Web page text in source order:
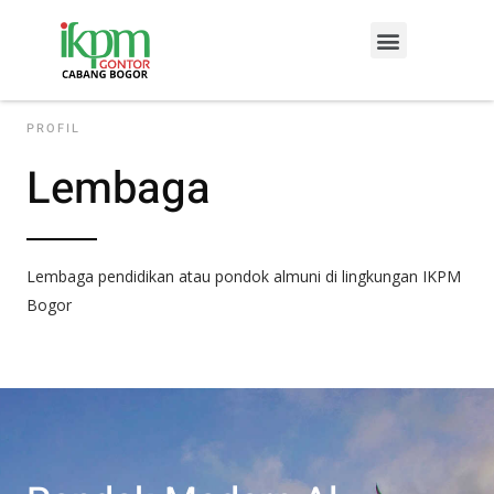
Menu
PROFIL
Lembaga
Lembaga pendidikan atau pondok almuni di lingkungan IKPM
Bogor